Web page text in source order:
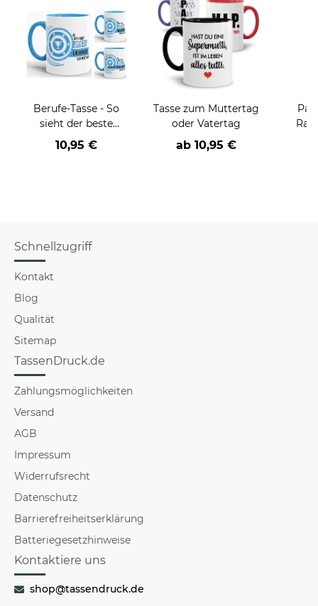
Berufe-Tasse - So
sieht der beste
BERUF aus -
verschiedene Berufe
10,95 €
Tasse zum Muttertag
oder Vatertag
ab 10,95 €
Schnellzugriff
Kontakt
Blog
Qualität
Sitemap
TassenDruck.de
Zahlungsmöglichkeiten
Versand
AGB
Impressum
Widerrufsrecht
Datenschutz
Barrierefreiheitserklärung
Batteriegesetzhinweise
Kontaktiere uns
shop@tassendruck.de